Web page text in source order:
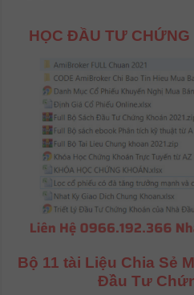
HỌC ĐẦU TƯ CHỨNG
Bộ 11 tài Liệu Chia Sẻ
Đầu Tư